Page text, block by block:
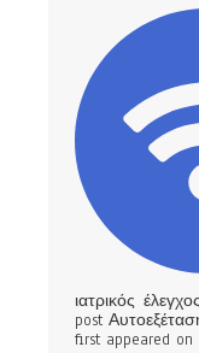
ιατρικός
post
first appeared